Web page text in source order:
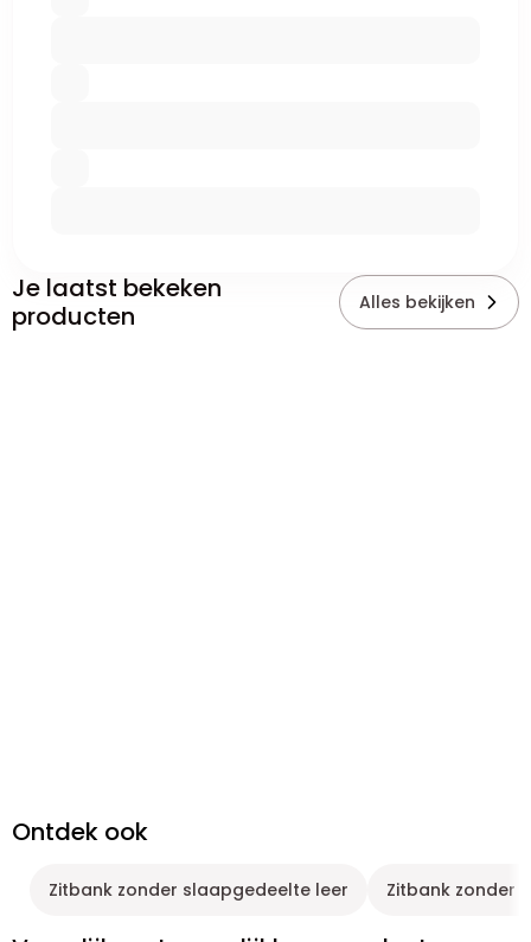
Je laatst bekeken
producten
Alles bekijken
Ontdek ook
Zitbank zonder slaapgedeelte leer Zitbank zonder